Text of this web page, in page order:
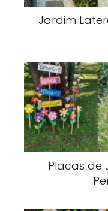
Jardim
Placas de